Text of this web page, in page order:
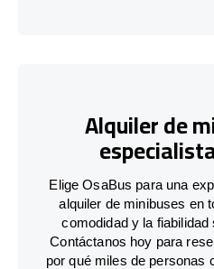
Alquiler de
Elige OsaBus para una
alquiler de minibuses en
comodidad y la fiabilidad
Contáctanos hoy para
por qué miles de personas